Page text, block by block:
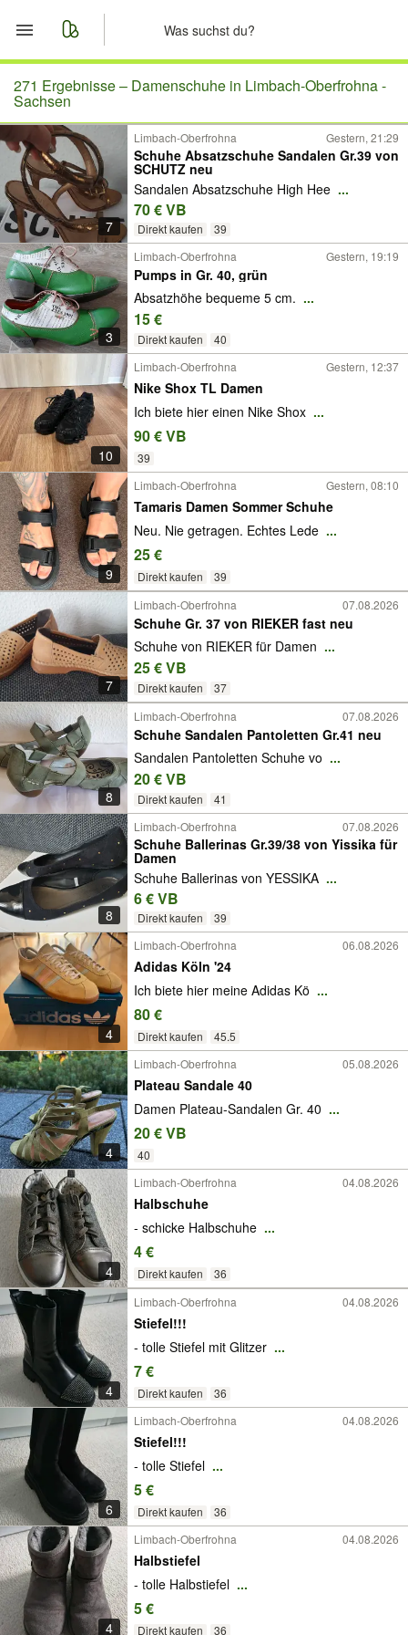
Start
Merkliste
Nachrichten
Anzeige aufgeben
271 Ergebnisse – Damenschuhe in Limbach-Oberfrohna -
Sachsen
7
Limbach-Oberfrohna Gestern, 21:29
Schuhe Absatzschuhe Sandalen Gr.39 von
SCHUTZ neu
Sandalen Absatzschuhe High Hee ...
70 € VB
Direkt kaufen 39
3
Limbach-Oberfrohna Gestern, 19:19
Pumps in Gr. 40, grün
Absatzhöhe bequeme 5 cm. ...
15 €
Direkt kaufen 40
10
Limbach-Oberfrohna Gestern, 12:37
Nike Shox TL Damen
Ich biete hier einen Nike Shox ...
90 € VB
39
9
Limbach-Oberfrohna Gestern, 08:10
Tamaris Damen Sommer Schuhe
Neu. Nie getragen. Echtes Lede ...
25 €
Direkt kaufen 39
7
Limbach-Oberfrohna 07.08.2026
Schuhe Gr. 37 von RIEKER fast neu
Schuhe von RIEKER für Damen ...
25 € VB
Direkt kaufen 37
8
Limbach-Oberfrohna 07.08.2026
Schuhe Sandalen Pantoletten Gr.41 neu
Sandalen Pantoletten Schuhe vo ...
20 € VB
Direkt kaufen 41
8
Limbach-Oberfrohna 07.08.2026
Schuhe Ballerinas Gr.39/38 von Yissika für
Damen
Schuhe Ballerinas von YESSIKA ...
6 € VB
Direkt kaufen 39
4
Limbach-Oberfrohna 06.08.2026
Adidas Köln '24
Ich biete hier meine Adidas Kö ...
80 €
Direkt kaufen 45.5
4
Limbach-Oberfrohna 05.08.2026
Plateau Sandale 40
Damen Plateau-Sandalen Gr. 40 ...
20 € VB
40
4
Limbach-Oberfrohna 04.08.2026
Halbschuhe
- schicke Halbschuhe ...
4 €
Direkt kaufen 36
4
Limbach-Oberfrohna 04.08.2026
Stiefel!!!
- tolle Stiefel mit Glitzer ...
7 €
Direkt kaufen 36
6
Limbach-Oberfrohna 04.08.2026
Stiefel!!!
- tolle Stiefel ...
5 €
Direkt kaufen 36
4
Limbach-Oberfrohna 04.08.2026
Halbstiefel
- tolle Halbstiefel ...
5 €
Direkt kaufen 36